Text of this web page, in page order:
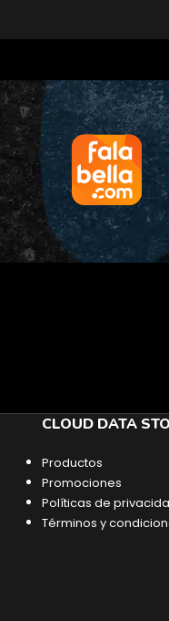
CLOUD DATA
Productos
Promociones
Políticas de
Términos y